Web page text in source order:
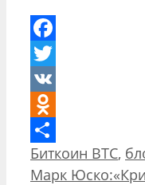
Facebook
Twitter
VK
Odnoklassniki
Отправить
Рубрики
Биткоин BTC,
Навигация
Марк